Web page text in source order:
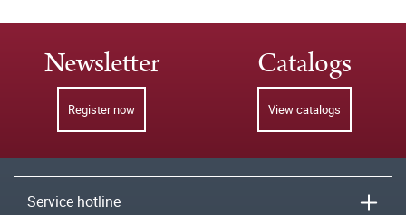
Newsletter
Register now
Catalogs
View catalogs
Service hotline